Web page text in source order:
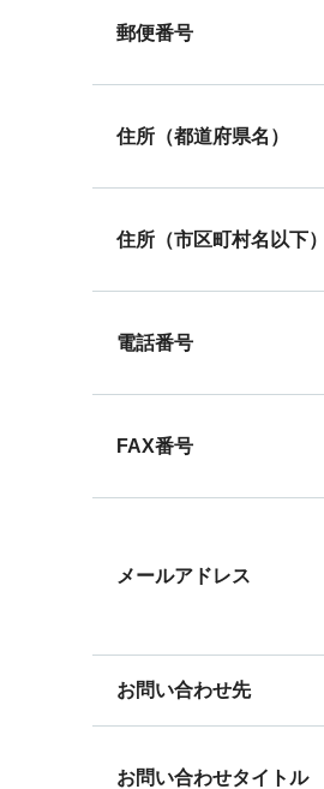
郵便番号
住所（都道府県名）
住所（市区町村名以下）
電話番号
FAX番号
メールアドレス
お問い合わせ先
お問い合わせタイトル